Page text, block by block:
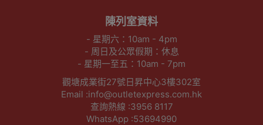
陳列室資料
- 星期六：10am - 4pm
- 周日及公眾假期：休息
- 星期一至五：10am - 7pm
觀塘成業街27號日昇中心3樓302室
Email :info@outletexpress.com.hk
查詢熱線 :3956 8117
WhatsApp :53694990